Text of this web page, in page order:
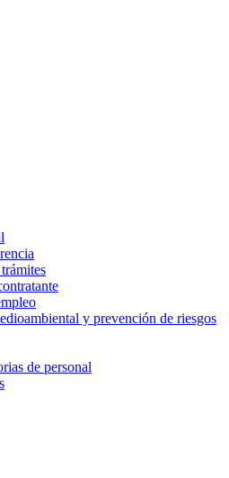
y prevención de riesgos
de personal